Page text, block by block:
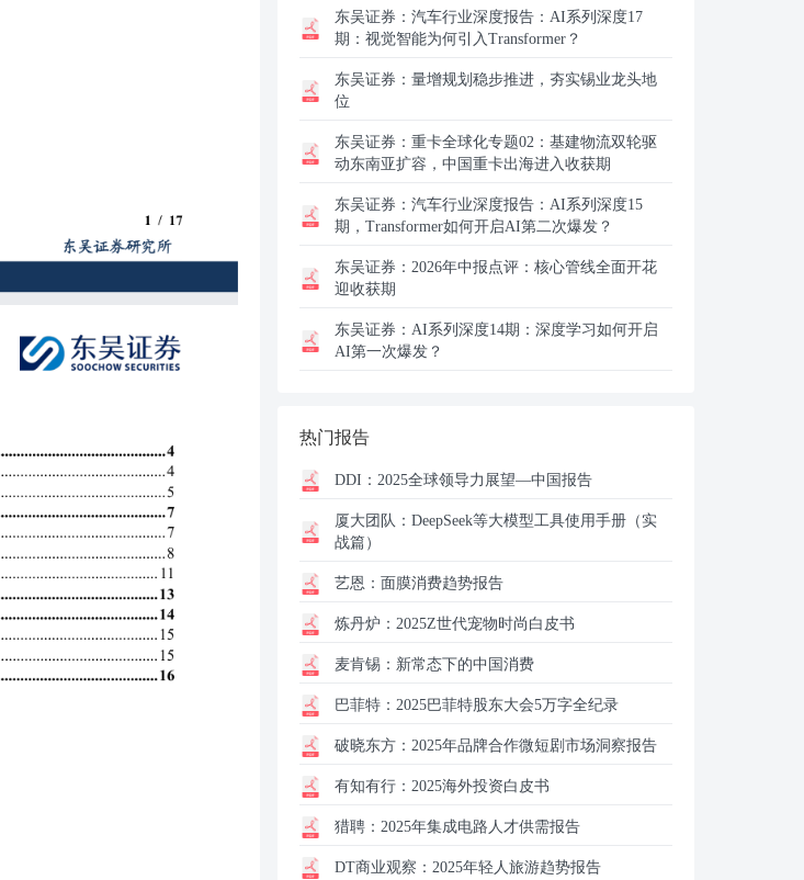
东吴证券： 汽车行业深度报告：AI系列深度17
期：视觉智能为何引入Transformer？
东吴证券： 量增规划稳步推进，夯实锡业龙头地
位
东吴证券： 重卡全球化专题02：基建物流双轮驱
动东南亚扩容，中国重卡出海进入收获期
东吴证券： 汽车行业深度报告：AI系列深度15
期，Transformer如何开启AI第二次爆发？
东吴证券： 2026年中报点评：核心管线全面开花
迎收获期
东吴证券： AI系列深度14期：深度学习如何开启
AI第一次爆发？
热门报告
DDI： 2025全球领导力展望—中国报告
厦大团队： DeepSeek等大模型工具使用手册（实
战篇）
艺恩： 面膜消费趋势报告
炼丹炉： 2025Z世代宠物时尚白皮书
麦肯锡： 新常态下的中国消费
巴菲特： 2025巴菲特股东大会5万字全纪录
破晓东方： 2025年品牌合作微短剧市场洞察报告
有知有行： 2025海外投资白皮书
猎聘： 2025年集成电路人才供需报告
DT商业观察： 2025年轻人旅游趋势报告